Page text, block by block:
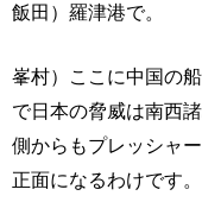
飯田）羅津港で。
峯村）ここに中国の
で日本の脅威は南西
側からもプレッシャ
正面になるわけです。